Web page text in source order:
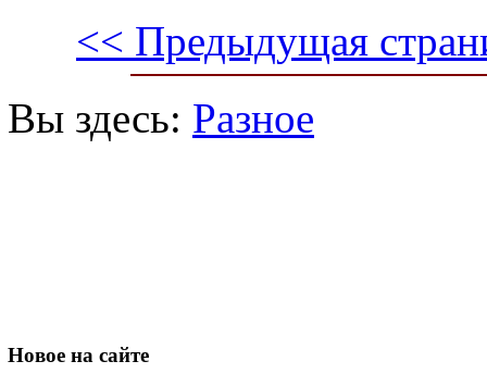
<< Предыдущая
Вы здесь: Разное
Новое на сайте